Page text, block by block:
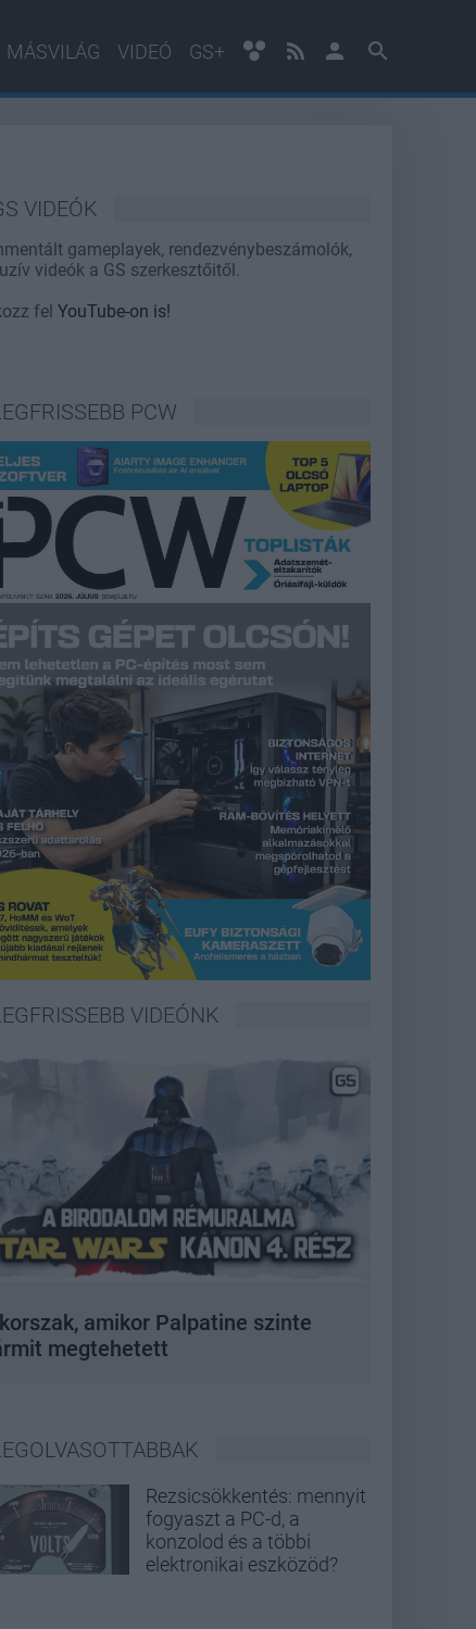
MÁSVILÁG VIDEÓ GS+
VIDEÓK
gameplayek, rendezvénybeszámolók,
videók a GS szerkesztőitől.
fel YouTube-on is!
PCW
VIDEÓNK
amikor Palpatine szinte
megtehetett
Rezsicsökkentés: mennyit
fogyaszt a PC-d, a
konzolod és a többi
elektronikai eszközöd?